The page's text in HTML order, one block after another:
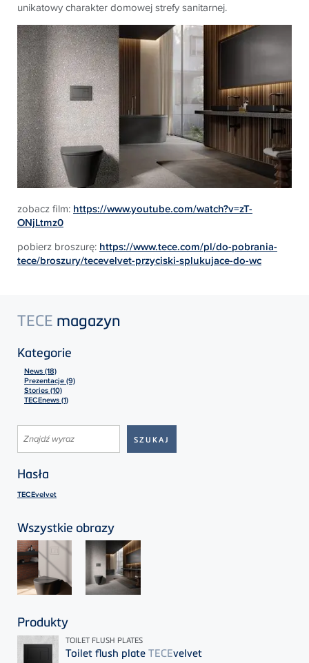
unikatowy charakter domowej strefy sanitarnej.
zobacz film: https://www.youtube.com/watch?v=zT-
ONjLtmz0
pobierz broszurę: https://www.tece.com/pl/do-pobrania-
tece/broszury/tecevelvet-przyciski-splukujace-do-wc
TECE magazyn
Kategorie
News (18)
Prezentacje (9)
Stories (10)
TECEnews (1)
Hasła
TECEvelvet
Wszystkie obrazy
Produkty
TOILET FLUSH PLATES
Toilet flush plate TECEvelvet